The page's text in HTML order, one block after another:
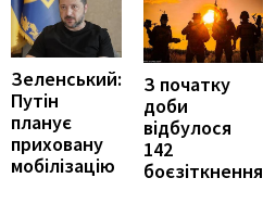
Зеленський:
Путін
планує
приховану
мобілізацію
З початку
доби
відбулося
142
боєзіткнення